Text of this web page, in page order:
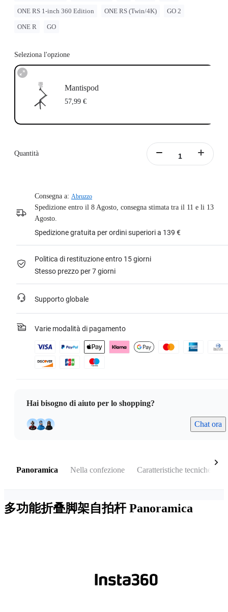
ONE RS 1-inch 360 Edition ONE RS (Twin/4K) GO 2
ONE R GO
Seleziona l'opzione
Mantispod
57,99 €
Quantità
Consegna a: Abruzzo
Spedizione entro il 8 Agosto, consegna stimata tra il 11 e li 13
Agosto.
Spedizione gratuita per ordini superiori a 139 €
Politica di restituzione entro 15 giorni
Stesso prezzo per 7 giorni
Supporto globale
Varie modalità di pagamento
Hai bisogno di aiuto per lo shopping?
Chat ora
Panoramica Nella confezione Caratteristiche tecniche
多功能折叠脚架自拍杆Panoramica